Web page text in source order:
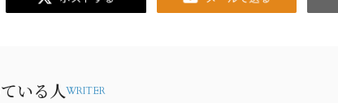
有
いる人WRITER